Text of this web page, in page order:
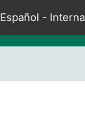
Español -